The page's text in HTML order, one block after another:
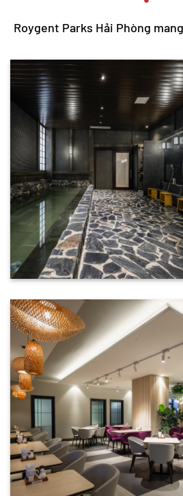
Roygent Parks Hải Phòng